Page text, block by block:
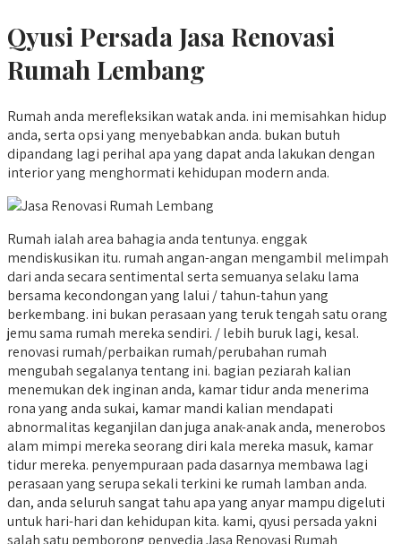
Qyusi Persada Jasa Renovasi
Rumah Lembang
Rumah anda merefleksikan watak anda. ini memisahkan hidup
anda, serta opsi yang menyebabkan anda. bukan butuh
dipandang lagi perihal apa yang dapat anda lakukan dengan
interior yang menghormati kehidupan modern anda.
Rumah ialah area bahagia anda tentunya. enggak
mendiskusikan itu. rumah angan-angan mengambil melimpah
dari anda secara sentimental serta semuanya selaku lama
bersama kecondongan yang lalui / tahun-tahun yang
berkembang. ini bukan perasaan yang teruk tengah satu orang
jemu sama rumah mereka sendiri. / lebih buruk lagi, kesal.
renovasi rumah/perbaikan rumah/perubahan rumah
mengubah segalanya tentang ini. bagian peziarah kalian
menemukan dek inginan anda, kamar tidur anda menerima
rona yang anda sukai, kamar mandi kalian mendapati
abnormalitas keganjilan dan juga anak-anak anda, menerobos
alam mimpi mereka seorang diri kala mereka masuk, kamar
tidur mereka. penyempuraan pada dasarnya membawa lagi
perasaan yang serupa sekali terkini ke rumah lamban anda.
dan, anda seluruh sangat tahu apa yang anyar mampu digeluti
untuk hari-hari dan kehidupan kita. kami, qyusi persada yakni